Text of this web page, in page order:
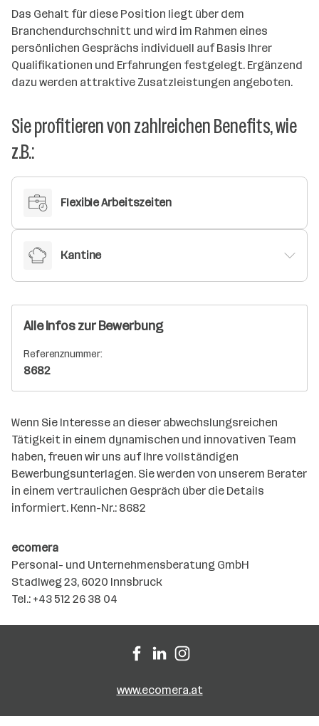
Das Gehalt für diese Position liegt über dem
Branchendurchschnitt und wird im Rahmen eines
persönlichen Gesprächs individuell auf Basis Ihrer
Qualifikationen und Erfahrungen festgelegt. Ergänzend
dazu werden attraktive Zusatzleistungen angeboten.
Sie profitieren von zahlreichen Benefits, wie
z.B.:
Flexible Arbeitszeiten
Kantine
Alle Infos zur Bewerbung
Referenznummer:
8682
Wenn Sie Interesse an dieser abwechslungsreichen
Tätigkeit in einem dynamischen und innovativen Team
haben, freuen wir uns auf Ihre vollständigen
Bewerbungsunterlagen. Sie werden von unserem Berater
in einem vertraulichen Gespräch über die Details
informiert. Kenn-Nr.: 8682
ecomera
Personal- und Unternehmensberatung GmbH
Stadlweg 23, 6020 Innsbruck
Tel.: +43 512 26 38 04
www.ecomera.at